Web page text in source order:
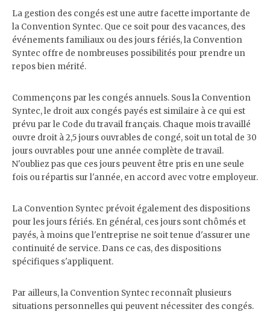
La gestion des congés est une autre facette importante de
la Convention Syntec. Que ce soit pour des vacances, des
événements familiaux ou des jours fériés, la Convention
Syntec offre de nombreuses possibilités pour prendre un
repos bien mérité.
Commençons par les congés annuels. Sous la Convention
Syntec, le droit aux congés payés est similaire à ce qui est
prévu par le Code du travail français. Chaque mois travaillé
ouvre droit à 2,5 jours ouvrables de congé, soit un total de 30
jours ouvrables pour une année complète de travail.
N'oubliez pas que ces jours peuvent être pris en une seule
fois ou répartis sur l'année, en accord avec votre employeur.
La Convention Syntec prévoit également des dispositions
pour les jours fériés. En général, ces jours sont chômés et
payés, à moins que l'entreprise ne soit tenue d'assurer une
continuité de service. Dans ce cas, des dispositions
spécifiques s'appliquent.
Par ailleurs, la Convention Syntec reconnaît plusieurs
situations personnelles qui peuvent nécessiter des congés.